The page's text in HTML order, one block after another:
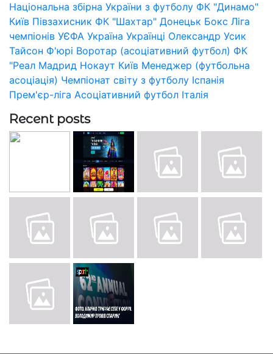
Національна збірна України з футболу ФК "Динамо"
Київ Півзахисник ФК "Шахтар" Донецьк Бокс Ліга
чемпіонів УЄФА Україна Українці Олександр Усик
Тайсон Ф'юрі Воротар (асоціативний футбол) ФК
"Реал Мадрид Нокаут Київ Менеджер (футбольна
асоціація) Чемпіонат світу з футболу Іспанія
Прем'єр-ліга Асоціативний футбол Італія
Recent posts